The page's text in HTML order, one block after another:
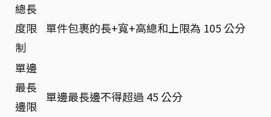
總長
度限
制
單件包裹的長+寬+高總和上限為 105 公分
單邊
最長
邊限
單邊最長邊不得超過 45 公分